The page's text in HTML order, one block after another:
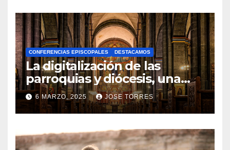
O
H
A
Y
C
O
M
N
CONFERENCIAS EPISCOPALES DESTACAMOS
La digitalización de las
parroquias y diócesis, una
realidad ya para el futuro de
la Iglesia
6 MARZO, 2025 JOSE TORRES
N
O
H